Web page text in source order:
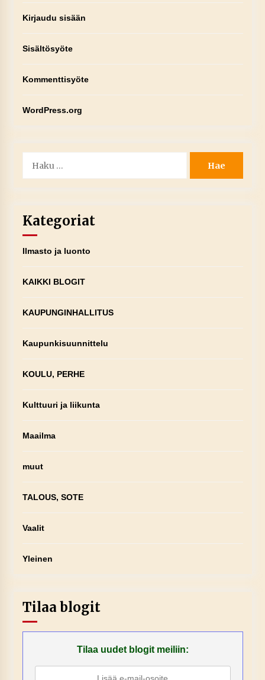
Kirjaudu sisään
Sisältösyöte
Kommenttisyöte
WordPress.org
Kategoriat
Ilmasto ja luonto
KAIKKI BLOGIT
KAUPUNGINHALLITUS
Kaupunkisuunnittelu
KOULU, PERHE
Kulttuuri ja liikunta
Maailma
muut
TALOUS, SOTE
Vaalit
Yleinen
Tilaa blogit
Tilaa uudet blogit meiliin: